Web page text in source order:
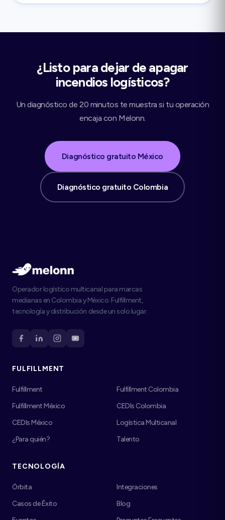
¿Listo para dejar de apagar
incendios logísticos?
Un diagnóstico de 20 minutos te muestra si tu operación
encaja con Melonn.
Diagnóstico gratuito México
Diagnóstico gratuito Colombia
Operador logístico multicanal para marcas
medianas en Colombia y México. Fulfillment,
tecnología y distribución desde un solo lugar.
FULFILLMENT
Fulfillment
Fulfillment Colombia
Fulfillment México
CEDIs Colombia
CEDIs México
Logística Multicanal
¿Para quién?
Talento
TECNOLOGÍA
Órbita
Integraciones
Casos de Éxito
Blog